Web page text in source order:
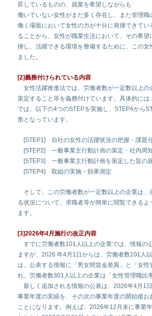
昇しているものの、就業を希望しながらも
働いていない女性がまだ多く存在し、また管理職
働く場面において女性の力が十分に発揮できてい
ることから、女性が職業生活において、その希望
揮し、活躍できる環境を整備するために、この
ました。
[2]義務付けられている内容
女性活躍推進法では、労働者数が一定数以上の
策定すること等を義務付けています。具体的には
では、以下の4つのSTEPを実施し、STEP4から
形となっています。
[STEP1] 自社の女性の活躍状況の把握・課題
[STEP2] 一般事業主行動計画の策定・社内周
[STEP3] 一般事業主行動計画を策定した旨の
[STEP4] 取組の実施・効果測定
そして、この労働者数が一定数以上の企業は、
る状況について、求職者等が簡単に閲覧できるよ
ます。
[3]2026年4月施行の改正内容
すでに労働者数101人以上の企業では、情報の
ますが、2026 年4月1日からは、労働者数101人
は、公表する情報に「男女間賃金差異」と「女性
れ、労働者数301人以上の企業は「女性管理職比
新しく追加される情報の公表は、2026年4月1
事業年度の実績を、その次の事業年度の開始後お
ことになります。例えば、2026年12月末に事業